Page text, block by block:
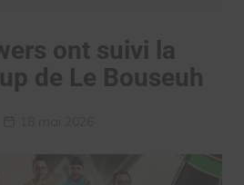
ont suivi la
de Le Bouseuh